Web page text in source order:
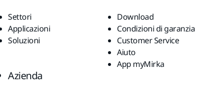
Settori
Applicazioni
Soluzioni
Download
Condizioni di garanzia
Customer Service
Aiuto
App myMirka
Azienda